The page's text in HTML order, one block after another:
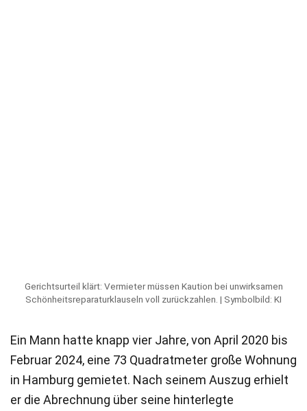
Gerichtsurteil klärt: Vermieter müssen Kaution bei unwirksamen
Schönheitsreparaturklauseln voll zurückzahlen. | Symbolbild: KI
Ein Mann hatte knapp vier Jahre, von April 2020 bis
Februar 2024, eine 73 Quadratmeter große Wohnung
in Hamburg gemietet. Nach seinem Auszug erhielt
er die Abrechnung über seine hinterlegte